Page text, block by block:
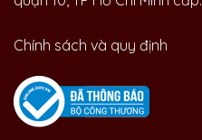
Chính sách và quy định